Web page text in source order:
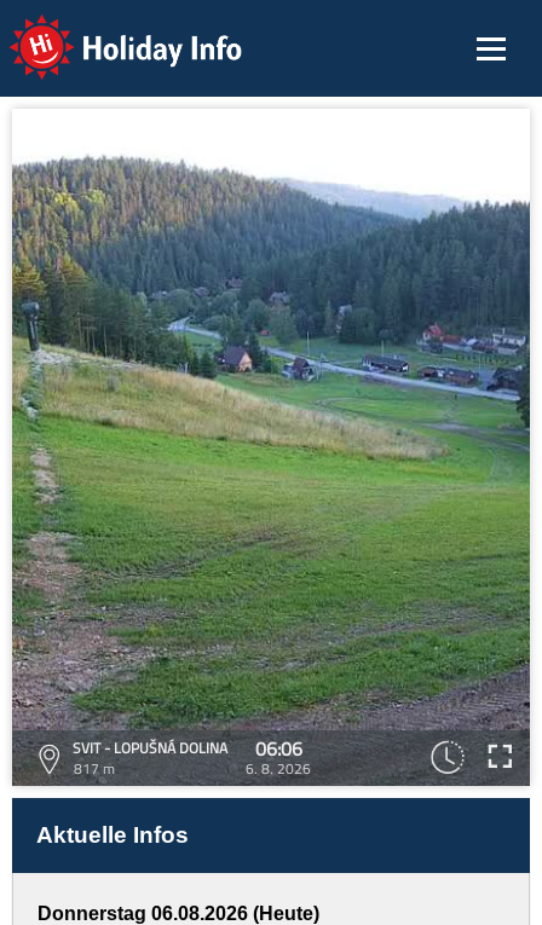
Holiday Info
SVIT - LOPUŠNÁ DOLINA
817 m
06:06
6. 8. 2026
Aktuelle Infos
Donnerstag 06.08.2026 (Heute)